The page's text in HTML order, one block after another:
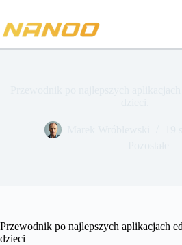
treści
Przewodnik po najlepszych aplikacjach
dzieci